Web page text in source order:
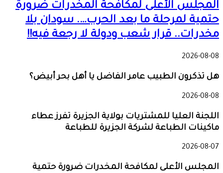
المجلس الأعلى لمكافحة المخدرات ضرورة
حتمية لمرحلة ما بعد الحرب…. سودان بلا
مخدرات.. قرار شعب ودولة لا رجعة فيه!!
2026-08-08
هل تذكرون الطبيب عامر الفاضل يا أهل بحر أبيض؟
2026-08-08
اللجنة العليا للمشتريات بولاية الجزيرة تفرز عطاء
ماكينات الطباعة لشركة الجزيرة للطباعة
2026-08-07
المجلس الأعلى لمكافحة المخدرات ضرورة حتمية